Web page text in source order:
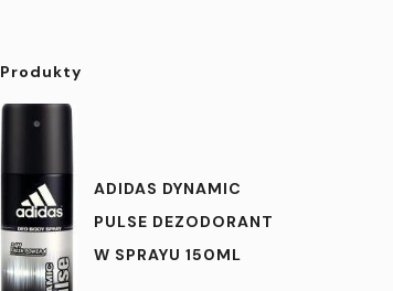
Produkty
ADIDAS DYNAMIC
PULSE DEZODORANT
W SPRAYU 150ML